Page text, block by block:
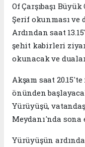
Of Çarşıbaşı
Şerif okunması ve
Ardından saat
şehit kabirleri
okunacak ve
Akşam saat
önünden
Yürüyüşü,
Meydanı'nda sona
Yürüyüşün